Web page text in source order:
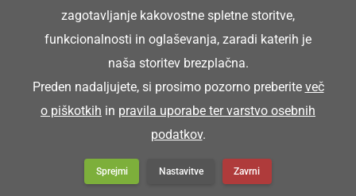
Praznični dnevi ob občinskem prazniku v
drugi polovici tedna ...
Vida Ozmec že desetletja dela v
gostinstvu in turizmu ter pripravlja ...
zagotavljanje kakovostne spletne storitve,
funkcionalnosti in oglaševanja, zaradi katerih je
naša storitev brezplačna.
Preden nadaljujete, si prosimo pozorno preberite več
o piškotkih in pravila uporabe ter varstvo osebnih
podatkov.
Sprejmi Nastavitve Zavrni